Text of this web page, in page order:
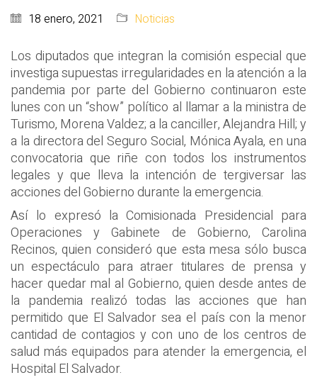
18 enero, 2021 Noticias
Los diputados que integran la comisión especial que
investiga supuestas irregularidades en la atención a la
pandemia por parte del Gobierno continuaron este
lunes con un “show” político al llamar a la ministra de
Turismo, Morena Valdez; a la canciller, Alejandra Hill; y
a la directora del Seguro Social, Mónica Ayala, en una
convocatoria que riñe con todos los instrumentos
legales y que lleva la intención de tergiversar las
acciones del Gobierno durante la emergencia.
Así lo expresó la Comisionada Presidencial para
Operaciones y Gabinete de Gobierno, Carolina
Recinos, quien consideró que esta mesa sólo busca
un espectáculo para atraer titulares de prensa y
hacer quedar mal al Gobierno, quien desde antes de
la pandemia realizó todas las acciones que han
permitido que El Salvador sea el país con la menor
cantidad de contagios y con uno de los centros de
salud más equipados para atender la emergencia, el
Hospital El Salvador.